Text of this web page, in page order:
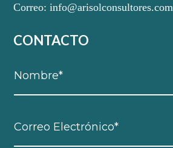
Correo:info@arisolconsultores.com
CONTACTO